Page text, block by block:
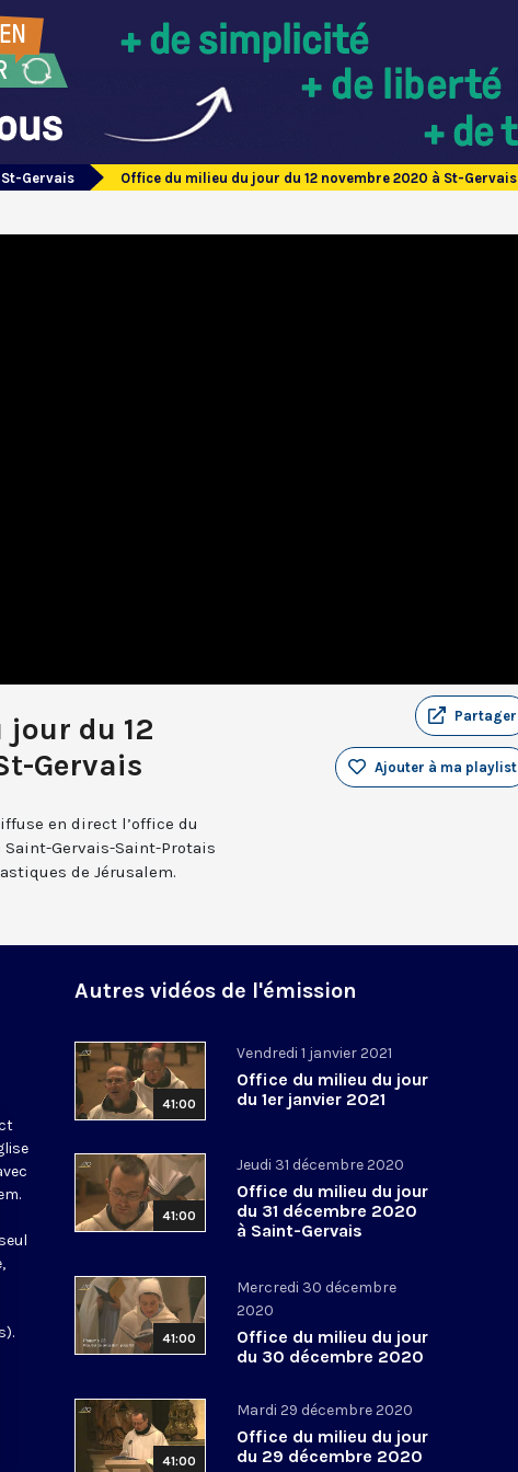
Gervais Office du milieu du jour du 12 novembre 2020 à St-Gervais
du 12
Gervais
Partager
Ajouter à ma playlist
en direct l’office du
Gervais-Saint-Protais
de Jérusalem.
Autres vidéos de l'émission
41:00
Vendredi 1 janvier 2021
Office du milieu du jour
du 1er janvier 2021
41:00
Jeudi 31 décembre 2020
Office du milieu du jour
du 31 décembre 2020
à Saint-Gervais
41:00
Mercredi 30 décembre
2020
Office du milieu du jour
du 30 décembre 2020
41:00
Mardi 29 décembre 2020
Office du milieu du jour
du 29 décembre 2020